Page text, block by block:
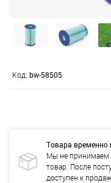
Код: bw-58505
Товара временно
Мы не принимаем
товар. После
доступен к